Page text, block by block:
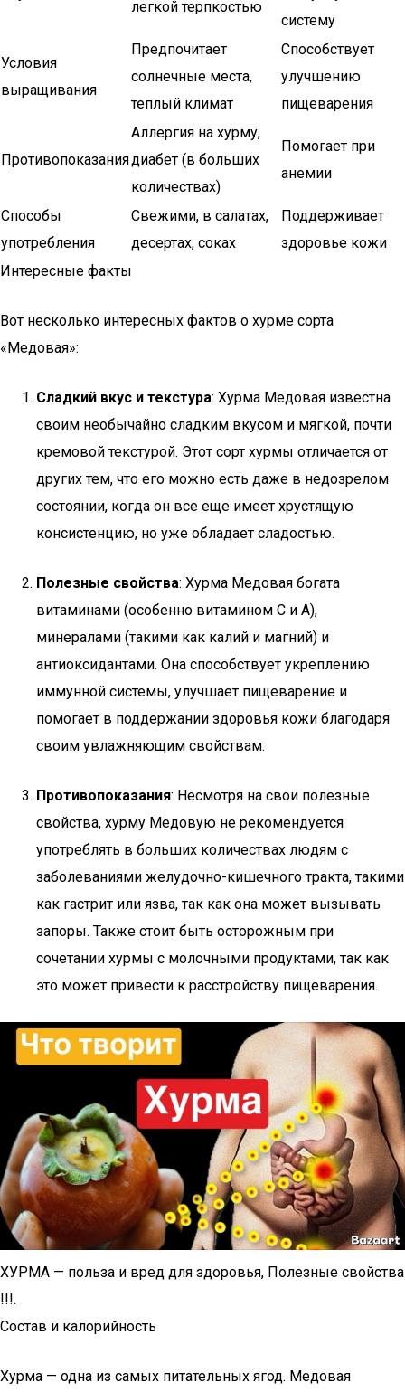
легкой терпкостью
систему
Условия
выращивания
Предпочитает
солнечные места,
теплый климат
Способствует
улучшению
пищеварения
Противопоказания
Аллергия на хурму,
диабет (в больших
количествах)
Помогает при
анемии
Способы
употребления
Свежими, в салатах,
десертах, соках
Поддерживает
здоровье кожи
Интересные факты
Вот несколько интересных фактов о хурме сорта
«Медовая»:
Сладкий вкус и текстура: Хурма Медовая известна
своим необычайно сладким вкусом и мягкой, почти
кремовой текстурой. Этот сорт хурмы отличается от
других тем, что его можно есть даже в недозрелом
состоянии, когда он все еще имеет хрустящую
консистенцию, но уже обладает сладостью.
Полезные свойства: Хурма Медовая богата
витаминами (особенно витамином C и A),
минералами (такими как калий и магний) и
антиоксидантами. Она способствует укреплению
иммунной системы, улучшает пищеварение и
помогает в поддержании здоровья кожи благодаря
своим увлажняющим свойствам.
Противопоказания: Несмотря на свои полезные
свойства, хурму Медовую не рекомендуется
употреблять в больших количествах людям с
заболеваниями желудочно-кишечного тракта, такими
как гастрит или язва, так как она может вызывать
запоры. Также стоит быть осторожным при
сочетании хурмы с молочными продуктами, так как
это может привести к расстройству пищеварения.
ХУРМА — польза и вред для здоровья, Полезные свойства
!!!.
Состав и калорийность
Хурма — одна из самых питательных ягод. Медовая